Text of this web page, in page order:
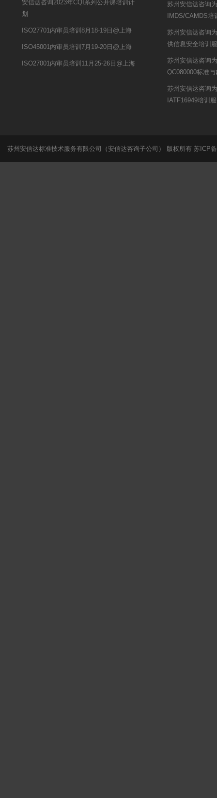
安信达咨询2023年CQI系列公开课培训计
划
ISO27701内审员培训8月18-19日@上海
ISO45001内审员培训7月19-20日@上海
ISO27001内审员培训11月25-26日@上海
苏州安信达咨询
IMDS/CAMDS培
苏州安信达咨询
供信息安全培训
苏州安信达咨询
QC080000标准
苏州安信达咨询
IATF16949培训
苏州安信达标准技术服务有限公司（安信达咨询子公司） 版权所有 苏ICP